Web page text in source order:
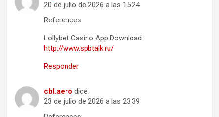
20 de julio de 2026 a las 15:24
References:
Lollybet Casino App Download
http://www.spbtalk.ru/
Responder
cbl.aero dice:
23 de julio de 2026 a las 23:39